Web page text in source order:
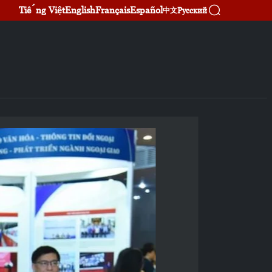
Tiếng ViệtEnglishFrançaisEspañol中文Русский